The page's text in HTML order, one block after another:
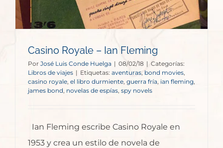
Casino Royale – Ian Fleming
Por José Luis Conde Huelga | 08/02/18 | Categorías:
Libros de viajes | Etiquetas: aventuras, bond movies
casino royale el libro durmiente, guerra fría, ian fleming,
james bond novelas de espías spy novels
Ian Fleming escribe Casino Royale en
1953 y crea un estilo de novela de